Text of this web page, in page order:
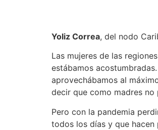
Yoliz Correa, del nodo
Las mujeres de las
estábamos
aprovechábamos al
decir que como madres no
Pero con la pandemia
todos los días y que